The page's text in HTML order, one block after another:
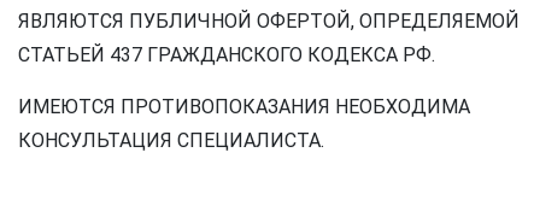
ЯВЛЯЮТСЯ ПУБЛИЧНОЙ ОФЕРТОЙ, ОПРЕДЕЛЯЕМОЙ
СТАТЬЕЙ 437 ГРАЖДАНСКОГО КОДЕКСА РФ.
ИМЕЮТСЯ ПРОТИВОПОКАЗАНИЯ НЕОБХОДИМА
КОНСУЛЬТАЦИЯ СПЕЦИАЛИСТА.